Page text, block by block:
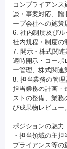
コンプライアンス
談・事案対応、贈
ープ会社への施策
6. 社内制度及びル
社内規程・制度の
7. 開示・株式関連
適時開示・コーポ
ー管理、株式関連
8. 担当業務の管理
担当業務の計画・
ストの整備、業務
び成果物レビュー。
ポジションの魅力:
・担当領域の主
プライアンス等の